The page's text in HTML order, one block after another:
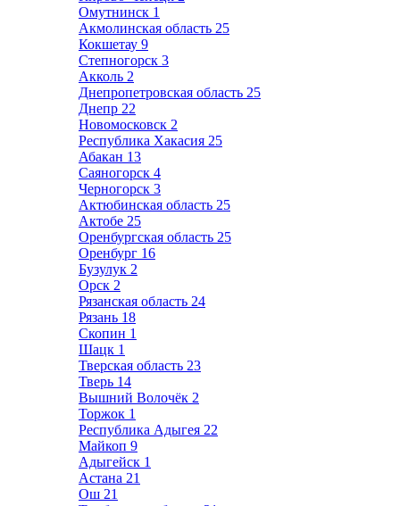
Омутнинск 1
Акмолинская область 25
Кокшетау 9
Степногорск 3
Акколь 2
Днепропетровская область 25
Днепр 22
Новомосковск 2
Республика Хакасия 25
Абакан 13
Саяногорск 4
Черногорск 3
Актюбинская область 25
Актобе 25
Оренбургская область 25
Оренбург 16
Бузулук 2
Орск 2
Рязанская область 24
Рязань 18
Скопин 1
Шацк 1
Тверская область 23
Тверь 14
Вышний Волочёк 2
Торжок 1
Республика Адыгея 22
Майкоп 9
Адыгейск 1
Астана 21
Ош 21